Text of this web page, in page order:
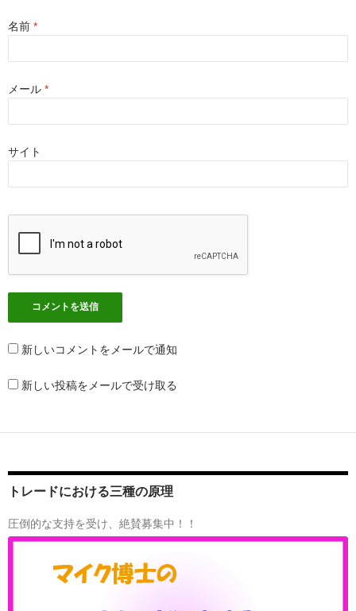
名前 *
メール *
サイト
新しいコメントをメールで通知
新しい投稿をメールで受け取る
トレードにおける三種の原理
圧倒的な支持を受け、絶賛募集中！！